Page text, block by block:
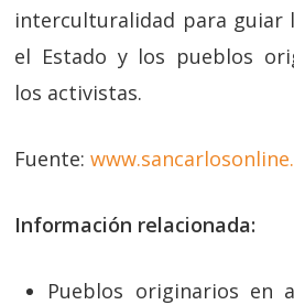
interculturalidad para guiar
el Estado y los pueblos
los activistas.
Fuente:
Información relacionada:
Pueblos originarios en